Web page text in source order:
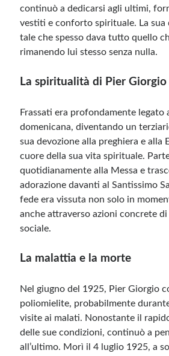
continuò a dedicarsi agli ultimi,
vestiti e conforto spirituale. La sua
tale che spesso dava tutto quello
rimanendo lui stesso senza nulla.
La spiritualità di Pier Giorgio
Frassati era profondamente legato
domenicana, diventando un
sua devozione alla preghiera e alla
cuore della sua vita spirituale.
quotidianamente alla Messa e
adorazione davanti al Santissimo
fede era vissuta non solo in
anche attraverso azioni concrete
sociale.
La malattia e la morte
Nel giugno del 1925, Pier Giorgio
poliomielite, probabilmente
visite ai malati. Nonostante il
delle sue condizioni, continuò a
all’ultimo. Morì il 4 luglio 1925, a